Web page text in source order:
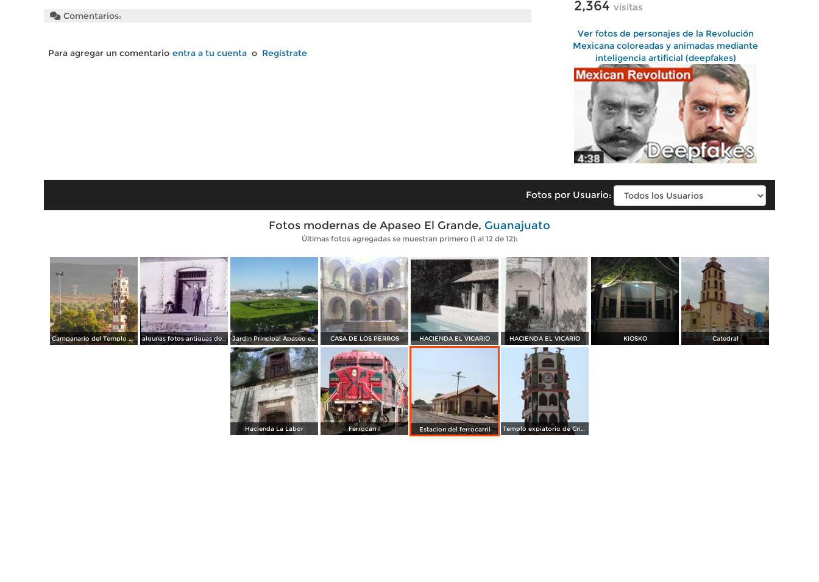
Comentarios:
Para agregar un comentario entra a tu cuenta o Regístrate
2,364 visitas
Ver fotos de personajes de la Revolución
Mexicana coloreadas y animadas mediante
inteligencia artificial (deepfakes)
Fotos por Usuario:
Fotos modernas de Apaseo El Grande, Guanajuato
Últimas fotos agregadas se muestran primero (1 al 12 de 12):
Campanario del Templo Expiatorio de Cristo Rey algunas fotos antiguas de apaseo el grande gto Jardin Principal Apaseo el Grande CASA DE LOS PERROS HACIENDA EL VICARIO HACIENDA EL VICARIO KIOSKO Catedral
Hacienda La Labor Ferrocarril Estacion del ferrocarril Templo expiatorio de Cristo Rey